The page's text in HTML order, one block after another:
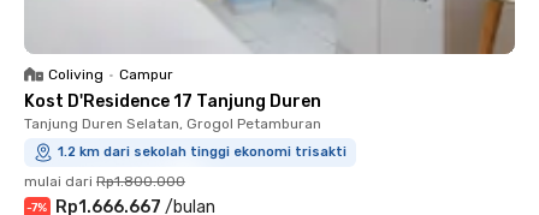
Coliving • Campur
Kost D'Residence 17 Tanjung Duren
Tanjung Duren Selatan, Grogol Petamburan
1.2 km dari sekolah tinggi ekonomi trisakti
mulai dari Rp1.800.000
-7% Rp1.666.667 /bulan